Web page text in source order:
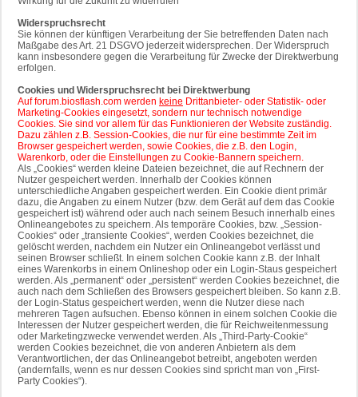
Widerspruchsrecht
Sie können der künftigen Verarbeitung der Sie betreffenden Daten nach
Maßgabe des Art. 21 DSGVO jederzeit widersprechen. Der Widerspruch
kann insbesondere gegen die Verarbeitung für Zwecke der Direktwerbung
erfolgen.
Cookies und Widerspruchsrecht bei Direktwerbung
Auf forum.biosflash.com werden keine Drittanbieter- oder Statistik- oder
Marketing-Cookies eingesetzt, sondern nur technisch notwendige
Cookies. Sie sind vor allem für das Funktionieren der Website zuständig.
Dazu zählen z.B. Session-Cookies, die nur für eine bestimmte Zeit im
Browser gespeichert werden, sowie Cookies, die z.B. den Login,
Warenkorb, oder die Einstellungen zu Cookie-Bannern speichern.
Als „Cookies“ werden kleine Dateien bezeichnet, die auf Rechnern der
Nutzer gespeichert werden. Innerhalb der Cookies können
unterschiedliche Angaben gespeichert werden. Ein Cookie dient primär
dazu, die Angaben zu einem Nutzer (bzw. dem Gerät auf dem das Cookie
gespeichert ist) während oder auch nach seinem Besuch innerhalb eines
Onlineangebotes zu speichern. Als temporäre Cookies, bzw. „Session-
Cookies“ oder „transiente Cookies“, werden Cookies bezeichnet, die
gelöscht werden, nachdem ein Nutzer ein Onlineangebot verlässt und
seinen Browser schließt. In einem solchen Cookie kann z.B. der Inhalt
eines Warenkorbs in einem Onlineshop oder ein Login-Staus gespeichert
werden. Als „permanent“ oder „persistent“ werden Cookies bezeichnet, die
auch nach dem Schließen des Browsers gespeichert bleiben. So kann z.B.
der Login-Status gespeichert werden, wenn die Nutzer diese nach
mehreren Tagen aufsuchen. Ebenso können in einem solchen Cookie die
Interessen der Nutzer gespeichert werden, die für Reichweitenmessung
oder Marketingzwecke verwendet werden. Als „Third-Party-Cookie“
werden Cookies bezeichnet, die von anderen Anbietern als dem
Verantwortlichen, der das Onlineangebot betreibt, angeboten werden
(andernfalls, wenn es nur dessen Cookies sind spricht man von „First-
Party Cookies“).